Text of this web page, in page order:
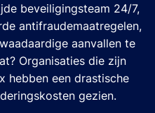
beveiligingsteam 24/7,
antifraudemaatregelen,
aanvallen te
Organisaties die zijn
hebben een drastische
gezien.